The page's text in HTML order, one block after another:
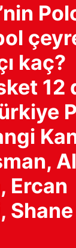
kaç?
12
Ercan